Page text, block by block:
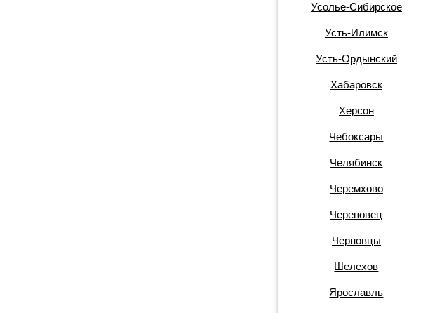
Усолье-Сибирское
Усть-Илимск
Усть-Ордынский
Хабаровск
Херсон
Чебоксары
Челябинск
Черемхово
Череповец
Черновцы
Шелехов
Ярославль